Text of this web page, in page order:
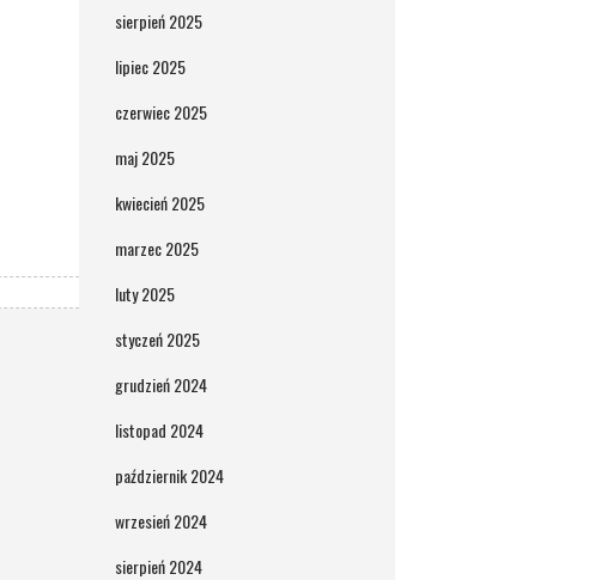
sierpień 2025
lipiec 2025
czerwiec 2025
maj 2025
kwiecień 2025
marzec 2025
luty 2025
styczeń 2025
grudzień 2024
listopad 2024
październik 2024
wrzesień 2024
sierpień 2024